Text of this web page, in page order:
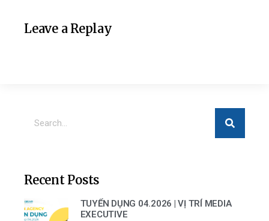
Leave a Replay
Recent Posts
TUYỂN DỤNG 04.2026 | VỊ TRÍ MEDIA
EXECUTIVE